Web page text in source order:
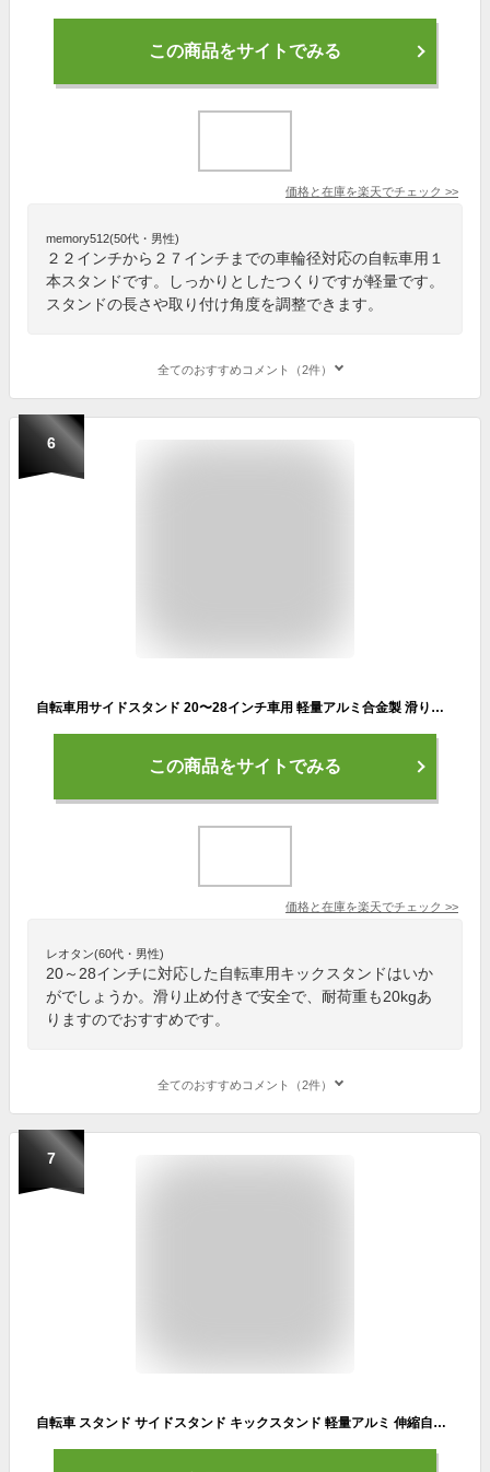
この商品をサイトでみる
価格と在庫を楽天でチェック >>
memory512(50代・男性)
２２インチから２７インチまでの車輪径対応の自転車用１
本スタンドです。しっかりとしたつくりですが軽量です。
スタンドの長さや取り付け角度を調整できます。
全てのおすすめコメント（2件）
6
自転車用サイドスタンド 20〜28インチ車用 軽量アルミ合金製 滑り止め付 耐荷重20kg 取付簡単 汎用キックスタンド CKSTD345
この商品をサイトでみる
価格と在庫を楽天でチェック >>
レオタン(60代・男性)
20～28インチに対応した自転車用キックスタンドはいか
がでしょうか。滑り止め付きで安全で、耐荷重も20kgあ
りますのでおすすめです。
全てのおすすめコメント（2件）
7
自転車 スタンド サイドスタンド キックスタンド 軽量アルミ 伸縮自在 簡単取付 マウンテンバイク ロードバイク ママチャリ MTB